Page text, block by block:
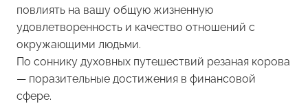
повлиять на вашу общую жизненную
удовлетворенность и качество отношений с
окружающими людьми.
По соннику духовных путешествий резаная корова
— поразительные достижения в финансовой
сфере.